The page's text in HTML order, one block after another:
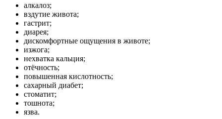
алкалоз;
вздутие живота;
гастрит;
диарея;
дискомфортные ощущения в животе;
изжога;
нехватка кальция;
отёчность;
повышенная кислотность;
сахарный диабет;
стоматит;
тошнота;
язва.